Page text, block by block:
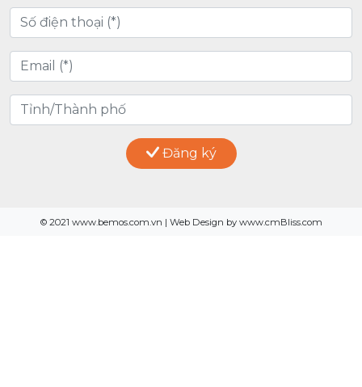
Đăng ký
© 2021 www.bemos.com.vn | Web Design by www.cmBliss.com